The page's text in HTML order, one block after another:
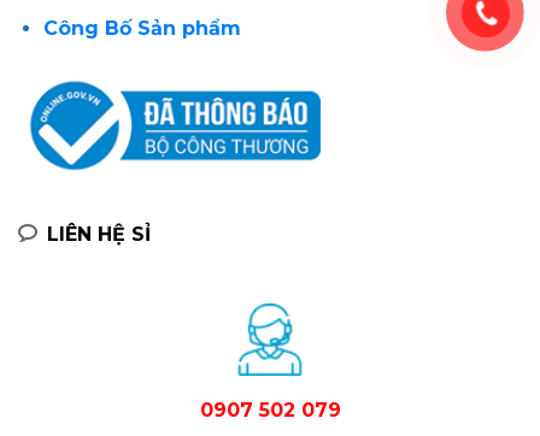
Công Bố Sản phẩm
LIÊN HỆ SỈ
0907 502 079